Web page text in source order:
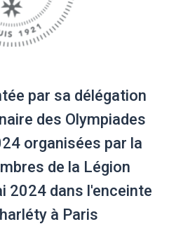
par sa délégation
des Olympiades
organisées par la
de la Légion
2024 dans l'enceinte
à Paris